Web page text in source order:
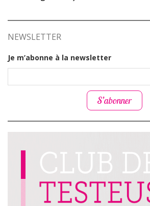
NEWSLETTER
Je m’abonne à la newsletter
S’abonner